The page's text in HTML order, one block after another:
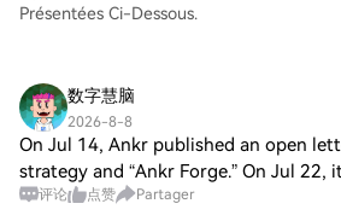
Présentées Ci-Dessous.
数字慧脑
2026-8-8
On Jul 14, Ankr published an open
strategy and “Ankr Forge.” On Jul 22,
mechanics (missions, points, monthly
评论 点赞 Partager